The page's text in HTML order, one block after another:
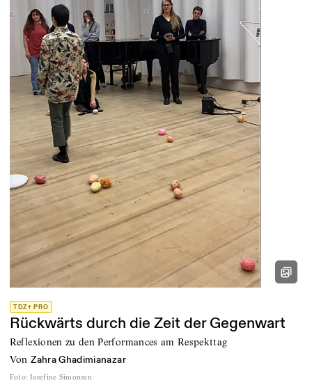
TDZ+ PRO
Rückwärts durch die Zeit der Gegenwart
Reflexionen zu den Performances am Respekttag
von Zahra Ghadimianazar
Foto: Josefine Simonsen